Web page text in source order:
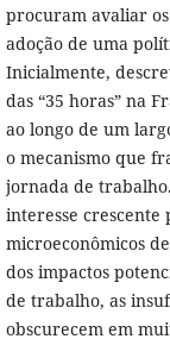
procuram avaliar
adoção de uma
Inicialmente,
das “35 horas” na
ao longo de um
o mecanismo que
jornada de
interesse crescente
microeconômicos
dos impactos
de trabalho, as
obscurecem em